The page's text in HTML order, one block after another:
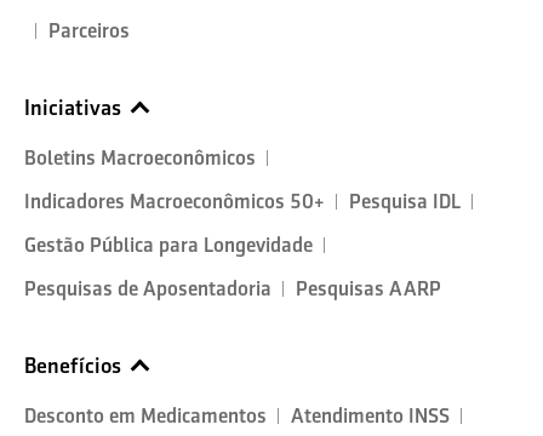
Parceiros
Iniciativas
Boletins Macroeconômicos
Indicadores Macroeconômicos 50+
Pesquisa IDL
Gestão Pública para Longevidade
Pesquisas de Aposentadoria
Pesquisas AARP
Benefícios
Desconto em Medicamentos
Atendimento INSS